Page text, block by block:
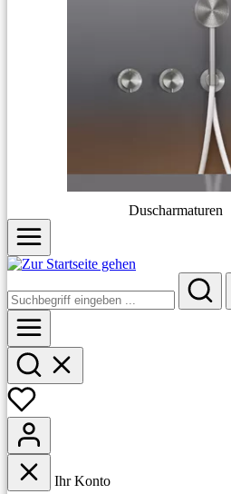
Duscharmaturen
Ihr Konto